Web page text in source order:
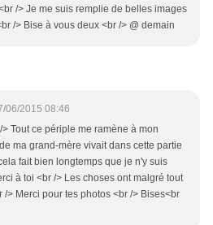
/> Je me suis remplie de belles images
/> Bise à vous deux <br /> @ demain
06/2015 08:46
Tout ce périple me ramène à mon
ma grand-mère vivait dans cette partie
fait bien longtemps que je n'y suis
à toi <br /> Les choses ont malgré tout
/> Merci pour tes photos <br /> Bises<br